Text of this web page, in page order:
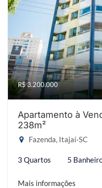
R$ 3.200.000
Apartamento à
238m²
Fazenda, Itajaí-SC
3 Quartos 5
Mais informações